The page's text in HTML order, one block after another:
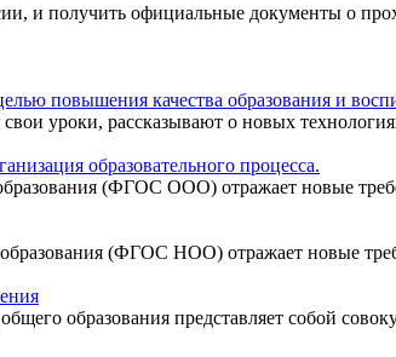
и получить официальные документы о
повышения качества образования и
уроки, рассказывают о новых
образовательного процесса.
(ФГОС ООО) отражает новые
(ФГОС НОО) отражает новые
образования представляет собой